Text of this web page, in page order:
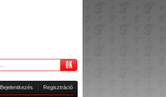
Bejelentkezés Regisztráció